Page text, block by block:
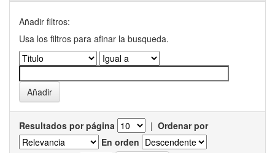
Añadir filtros:
Usa los filtros para afinar la busqueda.
Resultados por página | Ordenar por
En orden